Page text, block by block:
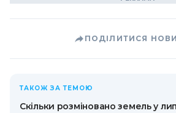
ПОДІЛИТИСЯ
ТАКОЖ ЗА ТЕМОЮ
Скільки розміновано земель у